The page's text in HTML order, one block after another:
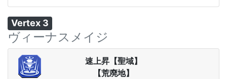
Vertex 3
ヴィーナスメイジ
速上昇【聖域】
【荒廃地】